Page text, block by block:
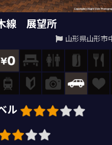
線 展望所
山形県山形市
ル